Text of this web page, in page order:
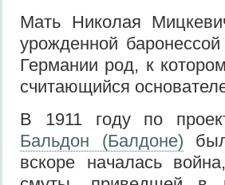
Мать Николая
урожденной баронессой
Германии род, к
считающийся
В 1911 году по
Бальдон (Балдоне)
вскоре началась